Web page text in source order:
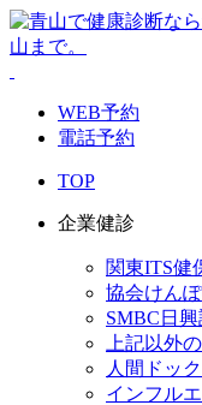
WEB予約
電話予約
TOP
企業健診
関東ITS健
協会けん
SMBC日
上記以外
人間ドッ
インフル